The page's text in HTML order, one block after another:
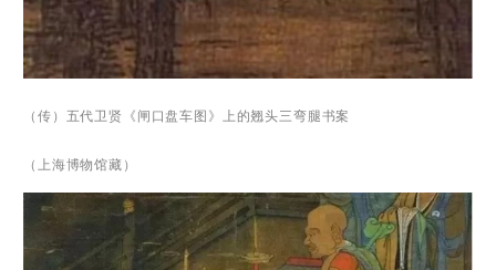
（传）五代卫贤《闸口盘车图》上的翘头三弯腿书案
（上海博物馆藏）